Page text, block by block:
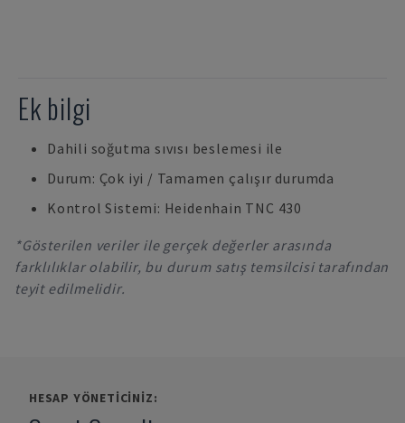
Ek bilgi
Dahili soğutma sıvısı beslemesi ile
Durum: Çok iyi / Tamamen çalışır durumda
Kontrol Sistemi: Heidenhain TNC 430
*Gösterilen veriler ile gerçek değerler arasında
farklılıklar olabilir, bu durum satış temsilcisi tarafından
teyit edilmelidir.
HESAP YÖNETICINIZ: